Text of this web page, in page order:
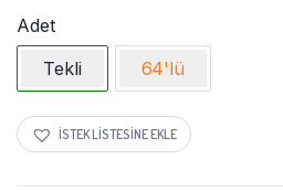
Adet
Tekli
64'lü
İSTEK LISTESINE EKLE